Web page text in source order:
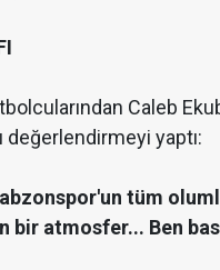
Caleb
değerlendirmeyi yaptı:
tüm
atmosfer... Ben